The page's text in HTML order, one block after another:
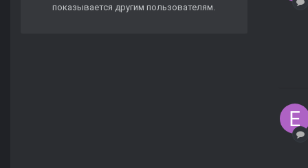
показывается другим пользователям.